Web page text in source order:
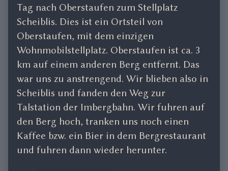
Tag nach Oberstaufen zum Stellplatz
Scheiblis. Dies ist ein Ortsteil von
Oberstaufen, mit dem einzigen
Wohnmobilstellplatz. Oberstaufen ist ca. 3
km auf einem anderen Berg entfernt. Das
war uns zu anstrengend. Wir blieben also in
Scheiblis und fanden den Weg zur
Talstation der Imbergbahn. Wir fuhren auf
den Berg hoch, tranken uns noch einen
Kaffee bzw. ein Bier in dem Bergrestaurant
und fuhren dann wieder herunter.